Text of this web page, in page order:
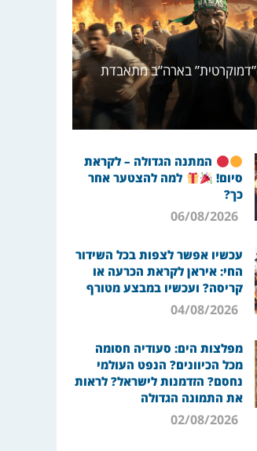
בארה”ב מתאבדת
המתנה הגדולה – לקראת
סיום!
למה להצטער אחר
כך?
06/08/2026
עכשיו אפשר לצפות בכל השידור
החי: איראן לקראת הכרעה או
קריסה? ועכשיו במבצע מטורף
04/08/2026
מפלצות הים: סעודיה חסומה
מכל הכיוונים? הנפט העולמי
נחסם? הזדמנות לישראל? לראות
את התמונה הגדולה
02/08/2026